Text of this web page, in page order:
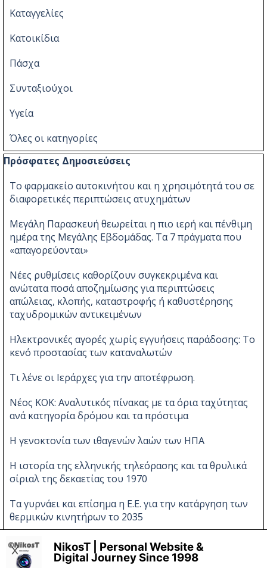
Καταγγελίες
Κατοικίδια
Πάσχα
Συνταξιούχοι
Υγεία
Όλες οι κατηγορίες
Παράλειψη μπλόκ Πρόσφατες Δημοσιεύσεις
Πρόσφατες Δημοσιεύσεις
Το φαρμακείο αυτοκινήτου και η χρησιμότητά του σε
διαφορετικές περιπτώσεις ατυχημάτων
Μεγάλη Παρασκευή θεωρείται η πιο ιερή και πένθιμη
ημέρα της Μεγάλης Εβδομάδας. Τα 7 πράγματα που
«απαγορεύονται»
Νέες ρυθμίσεις καθορίζουν συγκεκριμένα και
ανώτατα ποσά αποζημίωσης για περιπτώσεις
απώλειας, κλοπής, καταστροφής ή καθυστέρησης
ταχυδρομικών αντικειμένων
Ηλεκτρονικές αγορές χωρίς εγγυήσεις παράδοσης: Το
κενό προστασίας των καταναλωτών
Τι λένε οι Ιεράρχες για την αποτέφρωση.
Νέος ΚΟΚ: Αναλυτικός πίνακας με τα όρια ταχύτητας
ανά κατηγορία δρόμου και τα πρόστιμα
Η γενοκτονία των ιθαγενών λαών των ΗΠΑ
Η ιστορία της ελληνικής τηλεόρασης και τα θρυλικά
σίριαλ της δεκαετίας του 1970
Τα γυρνάει και επίσημα η Ε.Ε. για την κατάργηση των
θερμικών κινητήρων το 2035
Νέες αλλαγές στον ΚΟΚ
NikosT | Personal Website &
Digital Journey Since 1998
X